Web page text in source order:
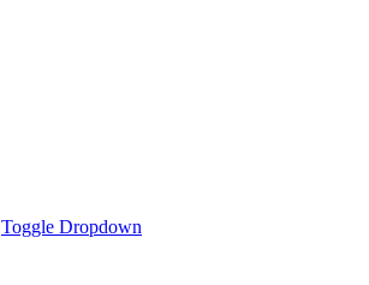
Toggle Dropdown